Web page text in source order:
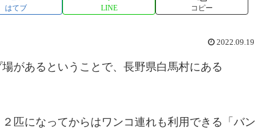
はてブ LINE コピー
2022.09.19
があるということで、長野県白馬村にある
匹になってからはワンコ連れも利用できる「バン